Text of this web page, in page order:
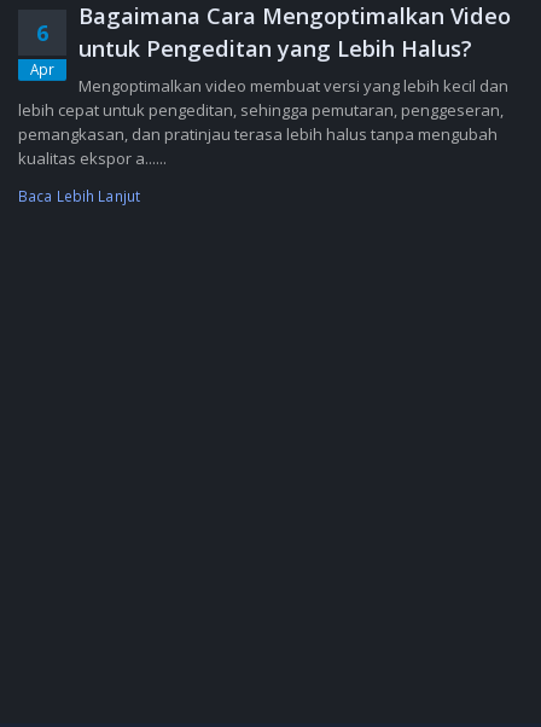
6
Apr
Bagaimana Cara Mengoptimalkan Video
untuk Pengeditan yang Lebih Halus?
Mengoptimalkan video membuat versi yang lebih kecil dan
lebih cepat untuk pengeditan, sehingga pemutaran, penggeseran,
pemangkasan, dan pratinjau terasa lebih halus tanpa mengubah
kualitas ekspor a......
Baca Lebih Lanjut